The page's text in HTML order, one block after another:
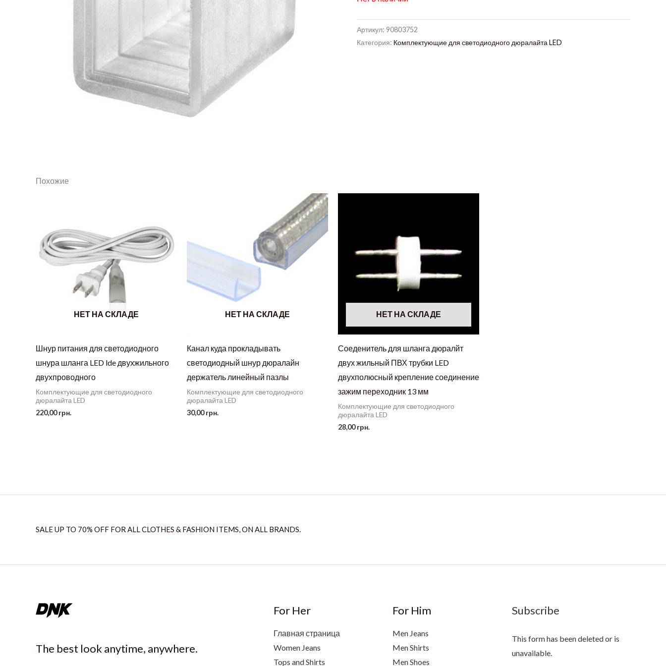
Артикул: 90803752
Категория: Комплектующие для светодиодного дюралайта LED
Похожие
НЕТ НА СКЛАДЕ
Шнур питания для светодиодного
шнура шланга LED lde двухжильного
двухпроводного
Комплектующие для светодиодного
дюралайта LED
220,00грн.
НЕТ НА СКЛАДЕ
Канал куда прокладывать
светодиодный шнур дюралайн
держатель линейный пазлы
Комплектующие для светодиодного
дюралайта LED
30,00грн.
НЕТ НА СКЛАДЕ
Соеденитель для шланга дюралйт
двух жильный ПВХ трубки LED
двухполюсный крепление соединение
зажим переходник 13 мм
Комплектующие для светодиодного
дюралайта LED
28,00грн.
SALE UP TO 70% OFF FOR ALL CLOTHES & FASHION ITEMS, ON ALL BRANDS.
The best look anytime, anywhere.
For Her
Главная страница
Women Jeans
Tops and Shirts
For Him
Men Jeans
Men Shirts
Men Shoes
Subscribe
This form has been deleted or is
unavailable.